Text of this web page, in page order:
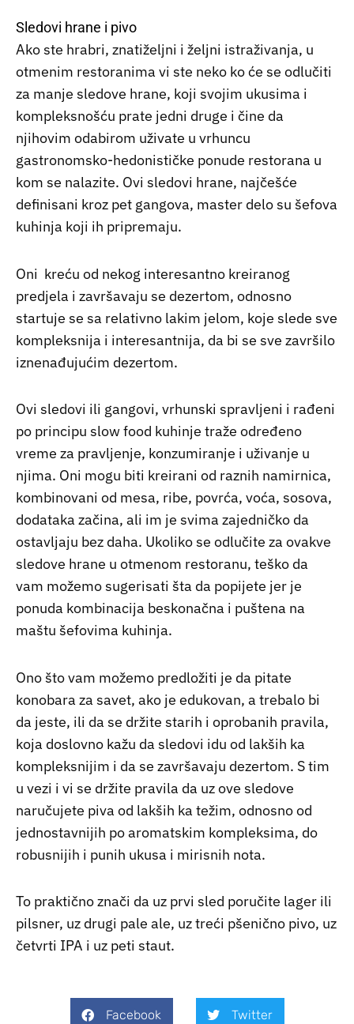
Sledovi hrane i pivo
Ako ste hrabri, znatiželjni i željni istraživanja, u
otmenim restoranima vi ste neko ko će se odlučiti
za manje sledove hrane, koji svojim ukusima i
kompleksnošću prate jedni druge i čine da
njihovim odabirom uživate u vrhuncu
gastronomsko-hedonističke ponude restorana u
kom se nalazite. Ovi sledovi hrane, najčešće
definisani kroz pet gangova, master delo su šefova
kuhinja koji ih pripremaju.
Oni kreću od nekog interesantno kreiranog
predjela i završavaju se dezertom, odnosno
startuje se sa relativno lakim jelom, koje slede sve
kompleksnija i interesantnija, da bi se sve završilo
iznenađujućim dezertom.
Ovi sledovi ili gangovi, vrhunski spravljeni i rađeni
po principu slow food kuhinje traže određeno
vreme za pravljenje, konzumiranje i uživanje u
njima. Oni mogu biti kreirani od raznih namirnica,
kombinovani od mesa, ribe, povrća, voća, sosova,
dodataka začina, ali im je svima zajedničko da
ostavljaju bez daha. Ukoliko se odlučite za ovakve
sledove hrane u otmenom restoranu, teško da
vam možemo sugerisati šta da popijete jer je
ponuda kombinacija beskonačna i puštena na
maštu šefovima kuhinja.
Ono što vam možemo predložiti je da pitate
konobara za savet, ako je edukovan, a trebalo bi
da jeste, ili da se držite starih i oprobanih pravila,
koja doslovno kažu da sledovi idu od lakših ka
kompleksnijim i da se završavaju dezertom. S tim
u vezi i vi se držite pravila da uz ove sledove
naručujete piva od lakših ka težim, odnosno od
jednostavnijih po aromatskim kompleksima, do
robusnijih i punih ukusa i mirisnih nota.
To praktično znači da uz prvi sled poručite lager ili
pilsner, uz drugi pale ale, uz treći pšenično pivo, uz
četvrti IPA i uz peti staut.
Facebook Twitter